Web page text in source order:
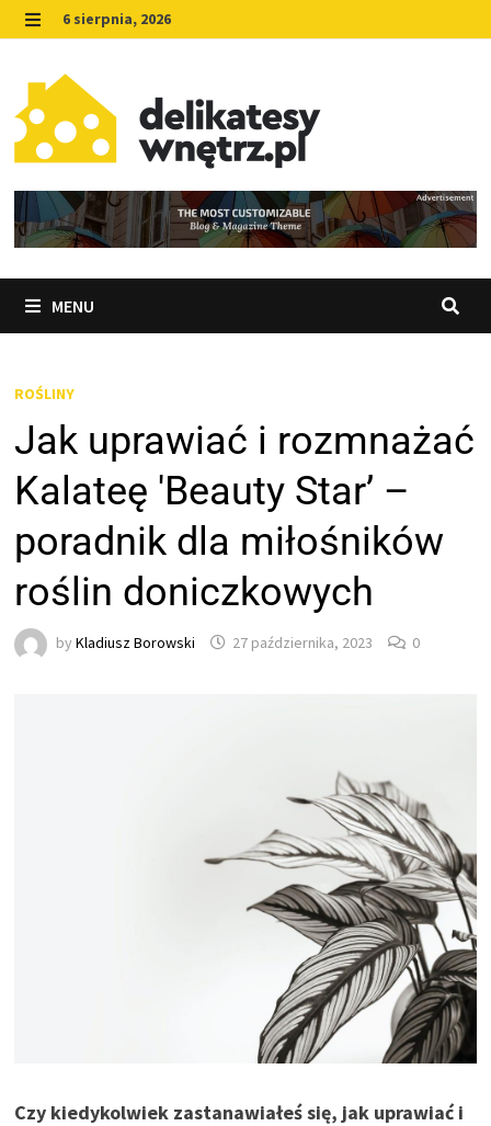
Skip
to
content
MENU
6 sierpnia, 2026
MENU
ROŚLINY
Jak uprawiać i rozmnażać
Kalateę 'Beauty Star’ –
poradnik dla miłośników
roślin doniczkowych
byKladiusz Borowski 27 października, 2023 0
Czy kiedykolwiek zastanawiałeś się, jak uprawiać i